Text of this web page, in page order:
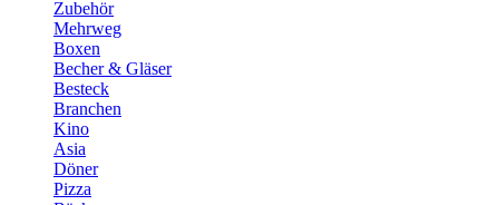
Zubehör
Mehrweg
Boxen
Becher & Gläser
Besteck
Branchen
Kino
Asia
Döner
Pizza